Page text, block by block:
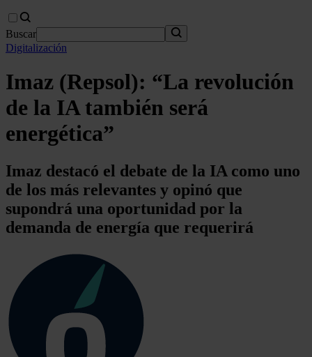
Buscar
Digitalización
Imaz (Repsol): “La revolución
de la IA también será
energética”
Imaz destacó el debate de la IA como uno
de los más relevantes y opinó que
supondrá una oportunidad por la
demanda de energía que requerirá